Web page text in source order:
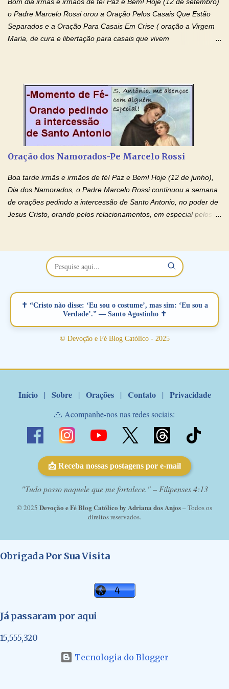
Bom dia irmãs e irmãos de fé! Paz e Bem! Hoje (12 de setembro)
o Padre Marcelo Rossi orou a Oração Pelos Casais Que Estão
Separados e a Oração Para Casais Em Crise ( oração a Virgem
Maria, de cura e libertação para casais que vivem
no programa de rádio Momento de Fé, pela cura dos
relacionamentos. Seu relacionamento está doente? Você está
sofrendo? Então ouça o Momento de Fé e entre nesta corrente
de orações abençoadas, d eixe o Amor Ágape de Jesus curar e
restaurar você e seu relacionamento. Adriana-Devoção e Fé
separados, devido ao envolvimento de outras pessoas no
relacionamento e que minaram, espiritualmente, a relação do
casal. Vamos orar (coloque o seu esposo ou esposa diante de
Deus). "Senhor Jesus, restaura os laços ...
Oração dos Namorados-Pe Marcelo Rossi
Boa tarde irmãs e irmãos de fé! Paz e Bem! Hoje (12 de junho),
Dia dos Namorados, o Padre Marcelo Rossi continuou a semana
de orações pedindo a intercessão de Santo Antonio, no poder de
Jesus Cristo, orando pelos relacionamentos, em especial pelos
maravilhosos cartões que coloquei aqui para vocês. Não perca
esta abençoada semana no Momento de Fé do Padre Marcelo,
vamos juntos formar esta forte corrente de orações. Você que
verdadeiro, ou que está com problemas no relacionamento
amoroso, creia na poderosa intercessão deste santo amigo:
Santo Antonio! Tenha fé, não desista, pois ele intercede por nós
junto a Jesus! Fique no Amor Ágape de Jesus e no Amor Materno
✝ “Cristo não disse: ‘Eu sou o costume’, mas sim: ‘Eu sou a
Verdade’.” — Santo Agostinho ✝
© Devoção e Fé Blog Católico - 2025
Início | Sobre | Orações | Contato | Privacidade
🙏 Acompanhe-nos nas redes sociais:
📩 Receba nossas postagens por e-mail
"Tudo posso naquele que me fortalece." – Filipenses 4:13
© 2025 Devoção e Fé Blog Católico by Adriana dos Anjos– Todos os
direitos reservados.
Obrigada Por Sua Visita
Já passaram por aqui
15,555,320
Tecnologia do Blogger